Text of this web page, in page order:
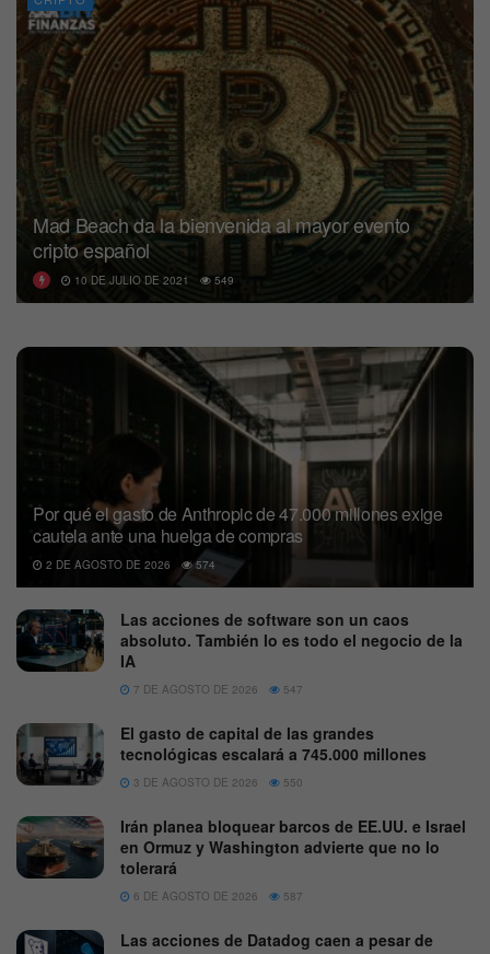
Mad Beach da la bienvenida al mayor evento
cripto español
10 DE JULIO DE 2021 549
Por qué el gasto de Anthropic de 47.000 millones exige
cautela ante una huelga de compras
2 DE AGOSTO DE 2026 574
Las acciones de software son un caos
absoluto. También lo es todo el negocio de la
IA
7 DE AGOSTO DE 2026 547
El gasto de capital de las grandes
tecnológicas escalará a 745.000 millones
3 DE AGOSTO DE 2026 550
Irán planea bloquear barcos de EE.UU. e Israel
en Ormuz y Washington advierte que no lo
tolerará
6 DE AGOSTO DE 2026 587
Las acciones de Datadog caen a pesar de